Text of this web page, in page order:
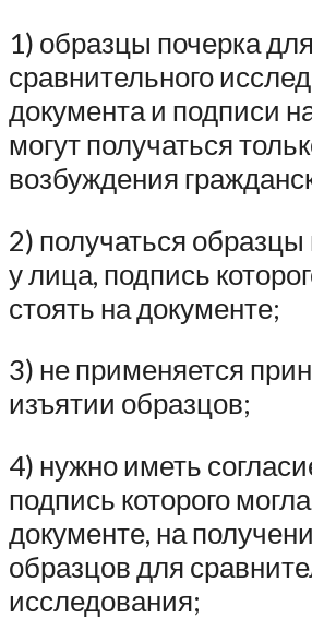
1) образцы почерка для
сравнительного
документа и подписи
могут получаться
возбуждения
2) получаться образцы
у лица, подпись
стоять на документе;
3) не применяется
изъятии образцов;
4) нужно иметь
подпись которого
документе, на
образцов для
исследования;